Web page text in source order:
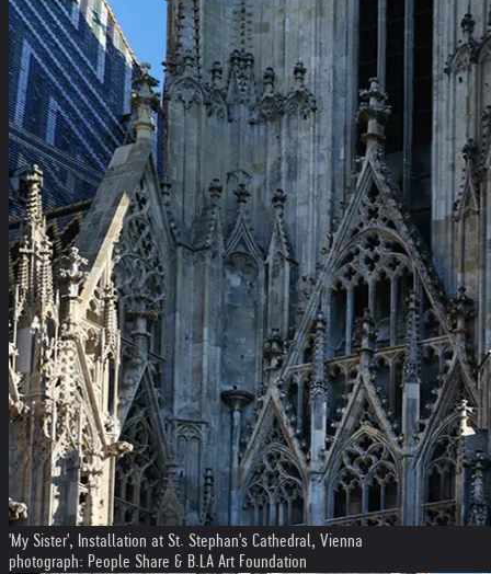
'My Sister', Installation at St. Stephan's Cathedral, Vienna
photograph: People Share & B.LA Art Foundation